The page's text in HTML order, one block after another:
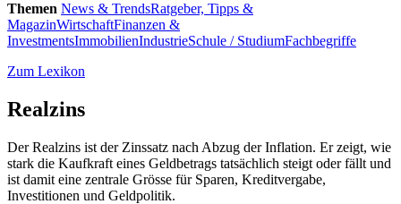
Themen News & TrendsRatgeber, Tipps &
MagazinWirtschaftFinanzen &
InvestmentsImmobilienIndustrieSchule / StudiumFachbegriffe
Zum Lexikon
Realzins
Der Realzins ist der Zinssatz nach Abzug der Inflation. Er zeigt, wie
stark die Kaufkraft eines Geldbetrags tatsächlich steigt oder fällt und
ist damit eine zentrale Grösse für Sparen, Kreditvergabe,
Investitionen und Geldpolitik.